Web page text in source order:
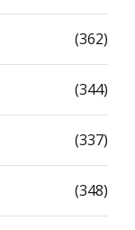
(362)
(344)
(337)
(348)